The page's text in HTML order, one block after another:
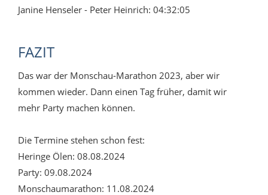
Janine Henseler - Peter Heinrich: 04:32:05
FAZIT
Das war der Monschau-Marathon 2023, aber wir
kommen wieder. Dann einen Tag früher, damit wir
mehr Party machen können.
Die Termine stehen schon fest:
Heringe Ölen: 08.08.2024
Party: 09.08.2024
Monschaumarathon: 11.08.2024